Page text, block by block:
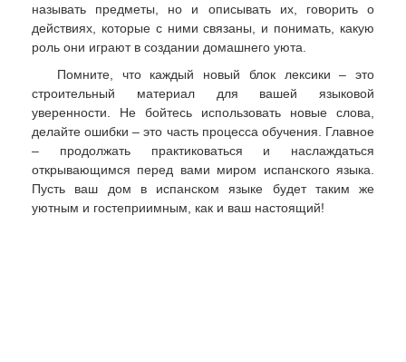
называть предметы, но и описывать их, говорить о
действиях, которые с ними связаны, и понимать, какую
роль они играют в создании домашнего уюта.
Помните, что каждый новый блок лексики – это
строительный материал для вашей языковой
уверенности. Не бойтесь использовать новые слова,
делайте ошибки – это часть процесса обучения. Главное
– продолжать практиковаться и наслаждаться
открывающимся перед вами миром испанского языка.
Пусть ваш дом в испанском языке будет таким же
уютным и гостеприимным, как и ваш настоящий!